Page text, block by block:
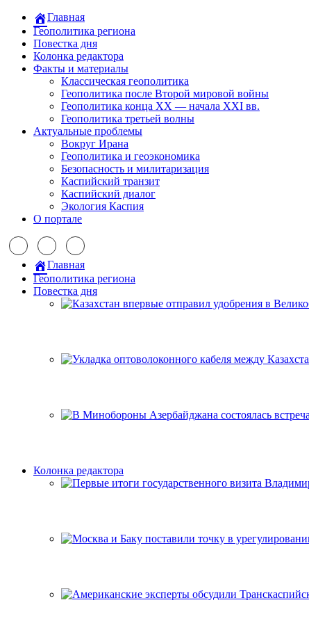
Главная
Геополитика региона
Повестка дня
Колонка редактора
Факты и материалы
Классическая геополитика
Геополитика после Второй мировой войны
Геополитика конца XX — начала XXI вв.
Геополитика третьей волны
Актуальные проблемы
Вокруг Ирана
Геополитика и геоэкономика
Безопасность и милитаризация
Каспийский транзит
Каспийский диалог
Экология Каспия
О портале
Главная
Геополитика региона
Повестка дня
Колонка редактора